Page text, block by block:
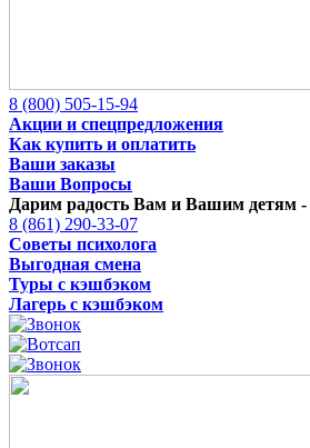
8 (800) 505-15-94
Акции и спецпредложения
Как купить и оплатить
Ваши заказы
Ваши Вопросы
Дарим радость Вам и Вашим детям -
8 (861) 290-33-07
Советы психолога
Выгодная смена
Туры с кэшбэком
Лагерь с кэшбэком